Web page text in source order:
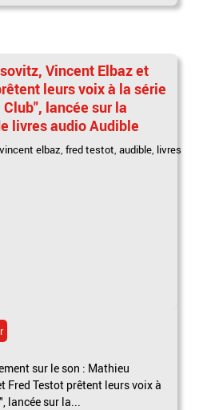
Vincent Elbaz et
leurs voix à la série
lancée sur la
livres audio Audible
vincent elbaz,fred testot,audible, livres
sur le son : Mathieu
Fred Testot prêtent leurs voix à
lancée sur la...